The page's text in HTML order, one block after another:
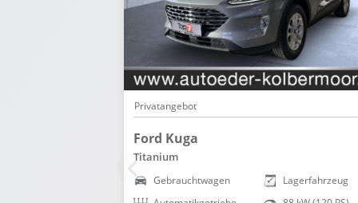
Privatangebot
Ford Kuga
Titanium
Gebrauchtwagen
Lagerfahrzeug